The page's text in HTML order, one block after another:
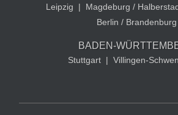
Leipzig | Magdeburg /
Berlin / Brandenburg
BADEN-
Stuttgart | Villingen-